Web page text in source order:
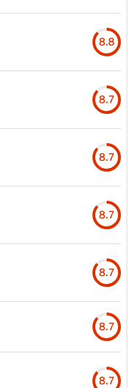
8.8
8.7
8.7
8.7
8.7
8.7
8.7